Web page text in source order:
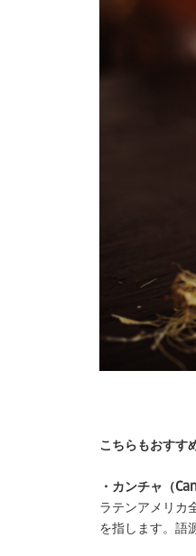
こちらもおすす
・カンチャ（
ラテンアメリカ
を指します。語